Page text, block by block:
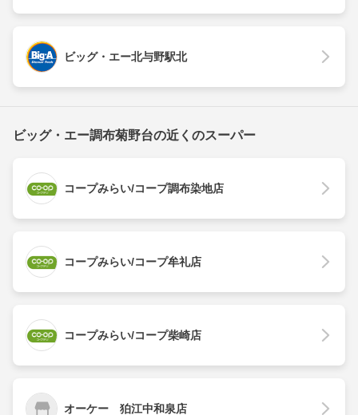
ビッグ・エー北与野駅北
ビッグ・エー調布菊野台の近くのスーパー
コープみらい/コープ調布染地店
コープみらい/コープ牟礼店
コープみらい/コープ柴崎店
オーケー 狛江中和泉店